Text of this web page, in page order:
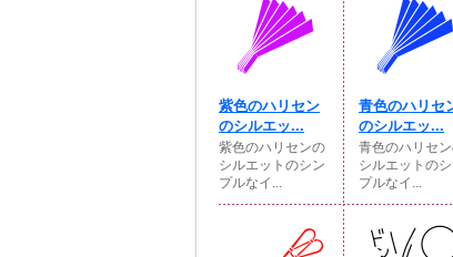
紫色のハリセン
のシルエッ...
紫色のハリセンの
シルエットのシン
プルなイ...
青色のハリセ
のシルエッ...
青色のハリセ
シルエットの
プルなイ...